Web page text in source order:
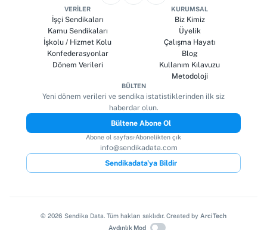
VERILER
İşçi Sendikaları
Kamu Sendikaları
İşkolu / Hizmet Kolu
Konfederasyonlar
Dönem Verileri
KURUMSAL
Biz Kimiz
Üyelik
Çalışma Hayatı
Blog
Kullanım Kılavuzu
Metodoloji
BÜLTEN
Yeni dönem verileri ve sendika istatistiklerinden ilk siz
haberdar olun.
Bültene Abone Ol
Abone ol sayfası·Abonelikten çık
info@sendikadata.com
Sendikadata'ya Bildir
© 2026 Sendika Data. Tüm hakları saklıdır. Created by ArciTech
Aydınlık Mod